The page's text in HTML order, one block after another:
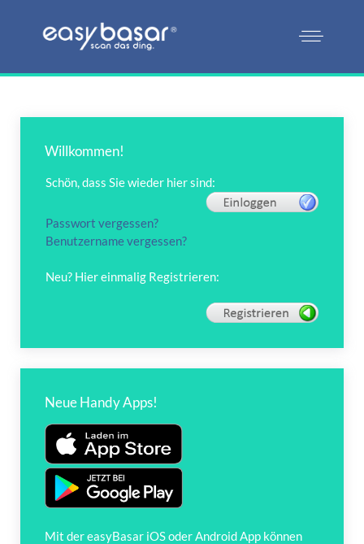
Willkommen!
Schön, dass Sie wieder hier sind:
Passwort vergessen?
Benutzername vergessen?
Neu? Hier einmalig Registrieren:
Neue Handy Apps!
Mit der easyBasar iOS oder Android App können